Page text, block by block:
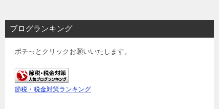
ブログランキング
ポチっとクリックお願いいたします。
節税・税金対策ランキング